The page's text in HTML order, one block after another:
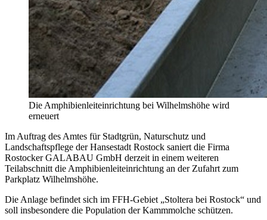
Die Amphibienleiteinrichtung bei Wilhelmshöhe wird
erneuert
Im Auftrag des Amtes für Stadtgrün, Naturschutz und
Landschaftspflege der Hansestadt Rostock saniert die Firma
Rostocker GALABAU GmbH derzeit in einem weiteren
Teilabschnitt die Amphibienleiteinrichtung an der Zufahrt zum
Parkplatz Wilhelmshöhe.
Die Anlage befindet sich im FFH-Gebiet „Stoltera bei Rostock“ und
soll insbesondere die Population der Kammmolche schützen.